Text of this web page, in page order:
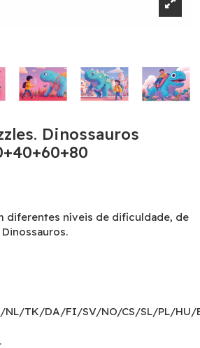
Dinossauros
diferentes níveis de dificuldade, de
Dinossauros.
NL/TK/DA/FI/SV/NO/CS/SL/PL/HU/